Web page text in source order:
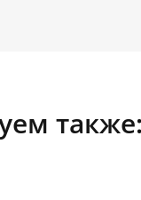
также: